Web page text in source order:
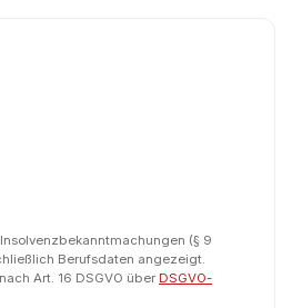
(§ 9
Berufsdaten angezeigt.
Art. 16 DSGVO über DSGVO-